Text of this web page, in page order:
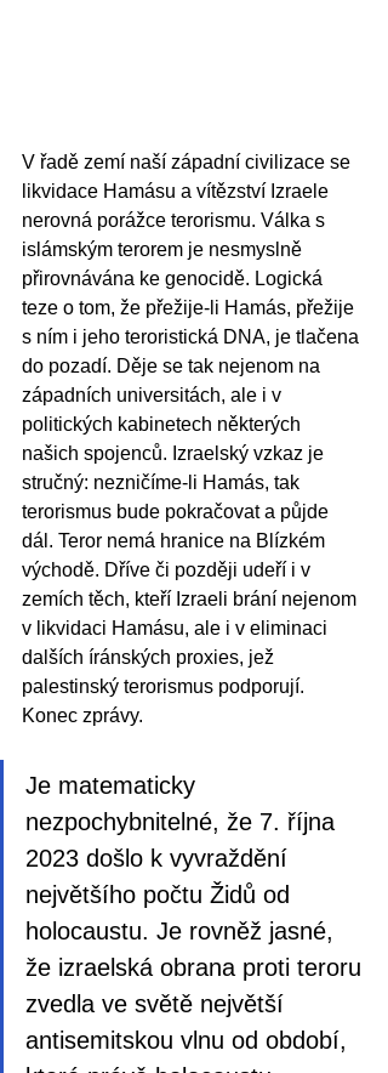
V řadě zemí naší západní civilizace se
likvidace Hamásu a vítězství Izraele
nerovná porážce terorismu. Válka s
islámským terorem je nesmyslně
přirovnávána ke genocidě. Logická
teze o tom, že přežije-li Hamás, přežije
s ním i jeho teroristická DNA, je tlačena
do pozadí. Děje se tak nejenom na
západních universitách, ale i v
politických kabinetech některých
našich spojenců. Izraelský vzkaz je
stručný: nezničíme-li Hamás, tak
terorismus bude pokračovat a půjde
dál. Teror nemá hranice na Blízkém
východě. Dříve či později udeří i v
zemích těch, kteří Izraeli brání nejenom
v likvidaci Hamásu, ale i v eliminaci
dalších íránských proxies, jež
palestinský terorismus podporují.
Konec zprávy.
Je matematicky
nezpochybnitelné, že 7. října
2023 došlo k vyvraždění
největšího počtu Židů od
holocaustu. Je rovněž jasné,
že izraelská obrana proti teroru
zvedla ve světě největší
antisemitskou vlnu od období,